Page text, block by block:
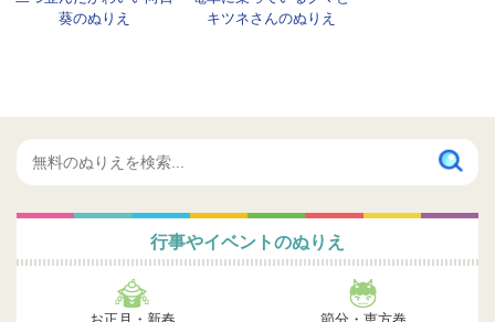
葵のぬりえ
キツネさんのぬりえ
行事やイベントのぬりえ